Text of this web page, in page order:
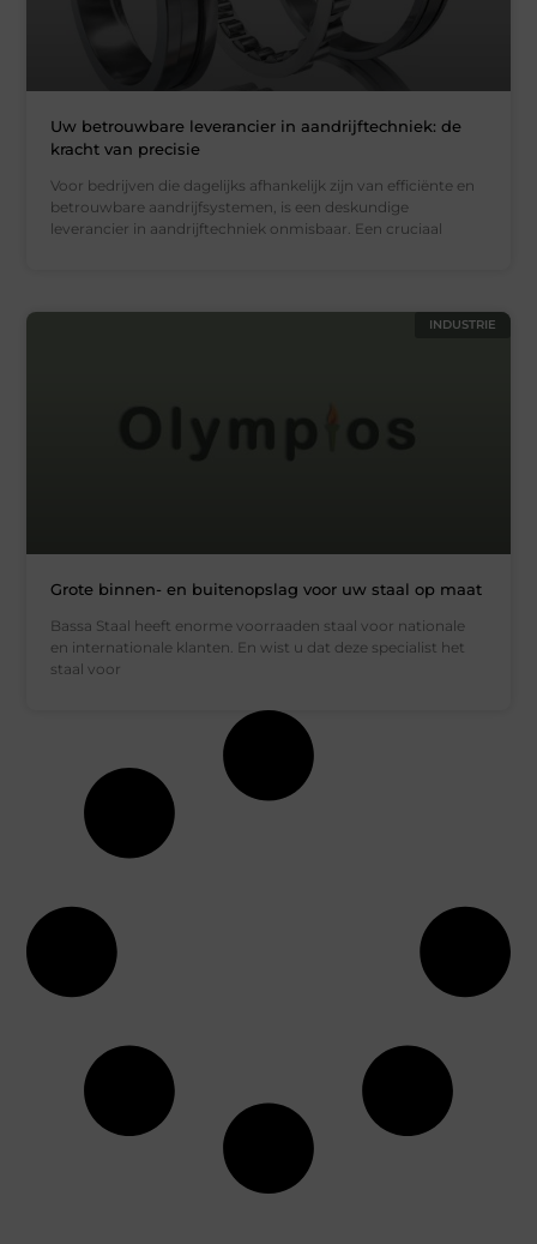
Uw betrouwbare leverancier in aandrijftechniek: de
kracht van precisie
Voor bedrijven die dagelijks afhankelijk zijn van efficiënte en
betrouwbare aandrijfsystemen, is een deskundige
leverancier in aandrijftechniek onmisbaar. Een cruciaal
INDUSTRIE
Grote binnen- en buitenopslag voor uw staal op maat
Bassa Staal heeft enorme voorraaden staal voor nationale
en internationale klanten. En wist u dat deze specialist het
staal voor